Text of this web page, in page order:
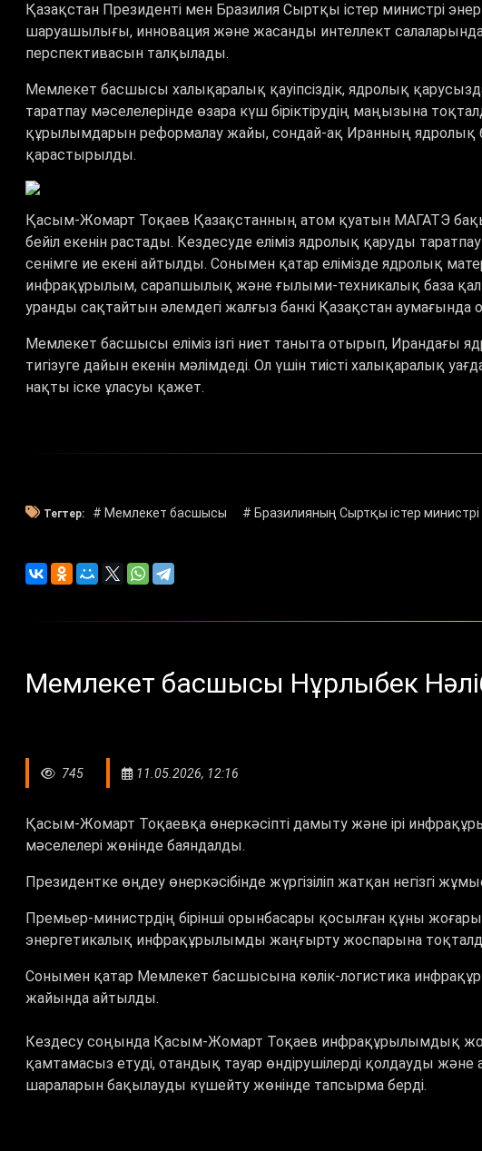
Қазақстан Президенті мен Бразилия Сыртқы істер министрі
шаруашылығы, инновация және жасанды интеллект
перспективасын талқылады.
Мемлекет басшысы халықаралық қауіпсіздік, ядролық
таратпау мәселелерінде өзара күш біріктірудің маңызына
құрылымдарын реформалау жайы, сондай-ақ Иранның ядролық
қарастырылды.
Қасым-Жомарт Тоқаев Қазақстанның атом қуатын МАГАТЭ
бейіл екенін растады. Кездесуде еліміз ядролық қаруды
сенімге ие екені айтылды. Сонымен қатар елімізде ядролық
инфрақұрылым, сарапшылық және ғылыми-техникалық база
уранды сақтайтын әлемдегі жалғыз банкі Қазақстан аумағында
Мемлекет басшысы еліміз ізгі ниет таныта отырып, Ирандағы
тигізуге дайын екенін мәлімдеді. Ол үшін тиісті халықаралық
нақты іске ұласуы қажет.
Тегтер: # Мемлекет басшысы # Бразилияның Сыртқы істер министрі
Мемлекет басшысы Нұрлыбек
745 11.05.2026, 12:16
Қасым-Жомарт Тоқаевқа өнеркәсіпті дамыту және ірі
мәселелері жөнінде баяндалды.
Президентке өңдеу өнеркәсібінде жүргізіліп жатқан негізгі
Премьер-министрдің бірінші орынбасары қосылған құны
энергетикалық инфрақұрылымды жаңғырту жоспарына
Сонымен қатар Мемлекет басшысына көлік-логистика
жайында айтылды.
Кездесу соңында Қасым-Жомарт Тоқаев инфрақұрылымдық
қамтамасыз етуді, отандық тауар өндірушілерді қолдауды
шараларын бақылауды күшейту жөнінде тапсырма берді.